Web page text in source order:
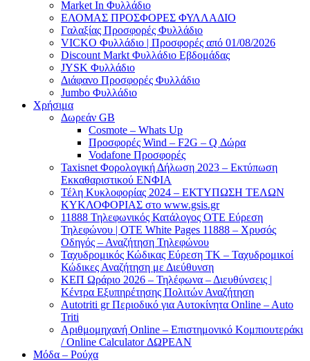
Market In Φυλλάδιο
ΕΛΟΜΑΣ ΠΡΟΣΦΟΡΕΣ ΦΥΛΛΑΔΙΟ
Γαλαξίας Προσφορές Φυλλάδιο
VICKO Φυλλάδιο | Προσφορές από 01/08/2026
Discount Markt Φυλλάδιο Εβδομάδας
JYSK Φυλλάδιο
Διάφανο Προσφορές Φυλλάδιο
Jumbo Φυλλάδιο
Χρήσιμα
Δωρεάν GB
Cosmote – Whats Up
Προσφορές Wind – F2G – Q Δώρα
Vodafone Προσφορές
Taxisnet Φορολογική Δήλωση 2023 – Εκτύπωση
Εκκαθαριστικού EΝΦΙΑ
Τέλη Kυκλοφορίας 2024 – ΕΚΤΥΠΩΣΗ ΤΕΛΩΝ
ΚΥΚΛΟΦΟΡΙΑΣ στο www.gsis.gr
11888 Τηλεφωνικός Κατάλογος ΟΤΕ Εύρεση
Τηλεφώνου | OTE White Pages 11888 – Χρυσός
Οδηγός – Αναζήτηση Τηλεφώνου
Ταχυδρομικός Κώδικας Εύρεση ΤΚ – Ταχυδρομικοί
Κώδικες Αναζήτηση με Διεύθυνση
ΚΕΠ Ωράριο 2026 – Τηλέφωνα – Διευθύνσεις |
Κέντρα Εξυπηρέτησης Πολιτών Αναζήτηση
Autotriti gr Περιοδικό για Αυτοκίνητα Online – Auto
Triti
Αριθμομηχανή Online – Επιστημονικό Κομπιουτεράκι
/ Online Calculator ΔΩΡΕΑΝ
Μόδα – Ρούχα